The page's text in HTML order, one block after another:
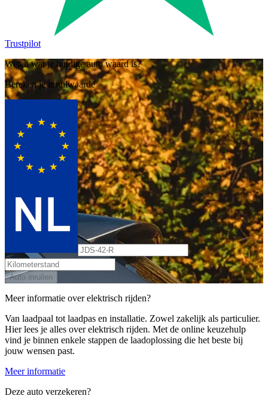
Trustpilot
Weten wat je huidige auto waard is?
Bereken je inruilwaarde
Auto inruilen
Meer informatie over elektrisch rijden?
Van laadpaal tot laadpas en installatie. Zowel zakelijk als particulier.
Hier lees je alles over elektrisch rijden. Met de online keuzehulp
vind je binnen enkele stappen de laadoplossing die het beste bij
jouw wensen past.
Meer informatie
Deze auto verzekeren?